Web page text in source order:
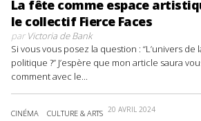
La fête comme espace
le collectif Fierce Faces
parVictoria de Bank
Si vous vous posez la question : “L’univers
politique ?” J’espère que mon article saura
comment avec le...
CINÉMA CULTURE & ARTS 20 AVRIL 2024